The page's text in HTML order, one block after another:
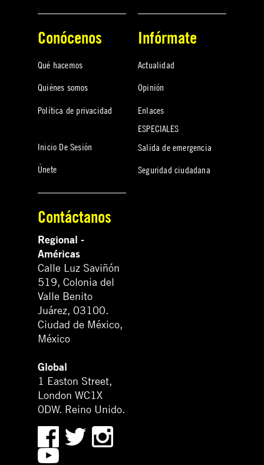
Conócenos
Qué hacemos
Quiénes somos
Política de privacidad
Inicio De Sesión
Únete
Infórmate
Actualidad
Opinión
Enlaces
ESPECIALES
Salida de emergencia
Seguridad ciudadana
Contáctanos
Regional -
Américas
Calle Luz Saviñón
519, Colonia del
Valle Benito
Juárez, 03100.
Ciudad de México,
México
Global
1 Easton Street,
London WC1X
0DW. Reino Unido.